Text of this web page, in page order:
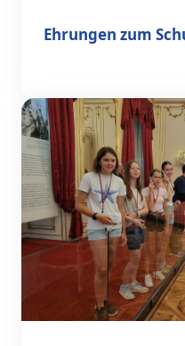
Ehrungen zum